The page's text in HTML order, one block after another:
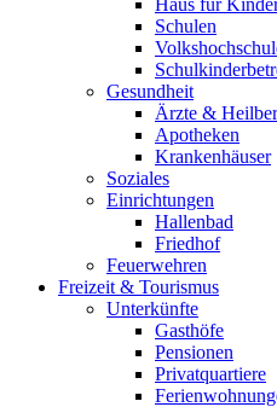
Haus für
Schulen
Gesundheit
Ärzte &
Apotheken
Krankenhäuser
Soziales
Einrichtungen
Hallenbad
Friedhof
Feuerwehren
Freizeit & Tourismus
Unterkünfte
Gasthöfe
Pensionen
Privatquartiere